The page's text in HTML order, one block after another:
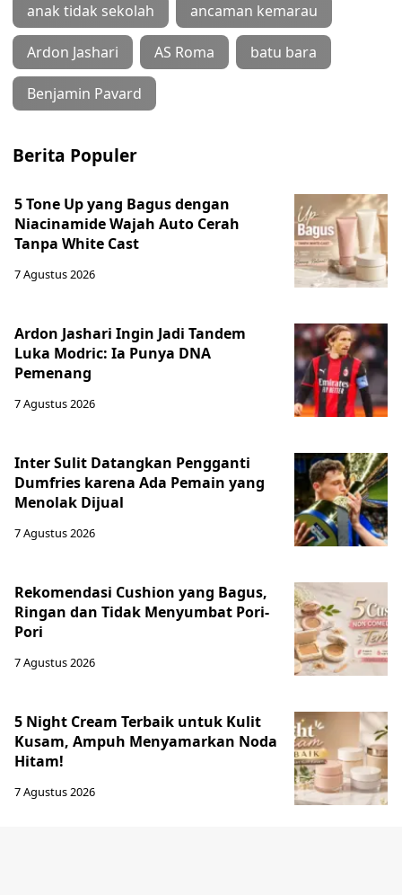
anak tidak sekolah ancaman kemarau
Ardon Jashari AS Roma batu bara
Benjamin Pavard
Berita Populer
5 Tone Up yang Bagus dengan
Niacinamide Wajah Auto Cerah
Tanpa White Cast
7 Agustus 2026
Ardon Jashari Ingin Jadi Tandem
Luka Modric: Ia Punya DNA
Pemenang
7 Agustus 2026
Inter Sulit Datangkan Pengganti
Dumfries karena Ada Pemain yang
Menolak Dijual
7 Agustus 2026
Rekomendasi Cushion yang Bagus,
Ringan dan Tidak Menyumbat Pori-
Pori
7 Agustus 2026
5 Night Cream Terbaik untuk Kulit
Kusam, Ampuh Menyamarkan Noda
Hitam!
7 Agustus 2026